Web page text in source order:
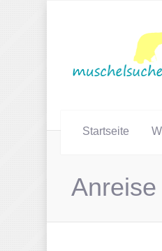
Startseite